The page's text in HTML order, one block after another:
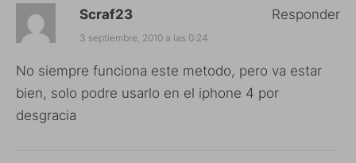
Scraf23
3 septiembre, 2010 a las 0:24
No siempre funciona este metodo, pero va estar
bien, solo podre usarlo en el iphone 4 por
desgracia
Responder